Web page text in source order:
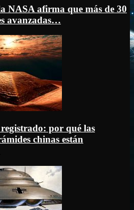
NASA afirma que más de 30
avanzadas…
por qué las
chinas están